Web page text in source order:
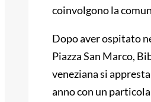
coinvolgono la
Dopo aver ospitato
Piazza San Marco,
veneziana si
anno con un